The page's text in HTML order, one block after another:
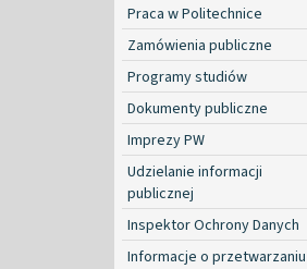
Praca w Politechnice
Zamówienia publiczne
Programy studiów
Dokumenty publiczne
Imprezy PW
Udzielanie informacji
publicznej
Inspektor Ochrony Danych
Informacje o przetwarzaniu